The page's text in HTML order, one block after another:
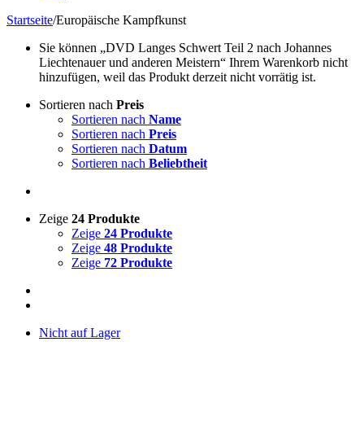
Startseite/Europäische Kampfkunst
Sie können „DVD Langes Schwert Teil 2 nach Johannes
Liechtenauer und anderen Meistern“ Ihrem Warenkorb nicht
hinzufügen, weil das Produkt derzeit nicht vorrätig ist.
Sortieren nach Preis
Sortieren nach Name
Sortieren nach Preis
Sortieren nach Datum
Sortieren nach Beliebtheit
Zeige 24 Produkte
Zeige 24 Produkte
Zeige 48 Produkte
Zeige 72 Produkte
Nicht auf Lager